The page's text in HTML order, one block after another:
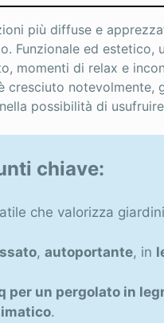
più diffuse e
Funzionale ed estetico,
momenti di relax e
cresciuto notevolmente,
possibilità di
chiave:
che valorizza
, autoportante, in
per un pergolato in
.